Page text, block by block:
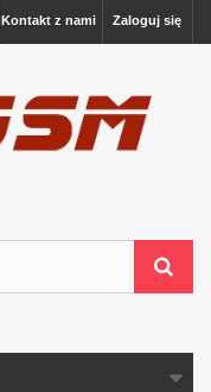
Zaloguj się
Kontakt z nami